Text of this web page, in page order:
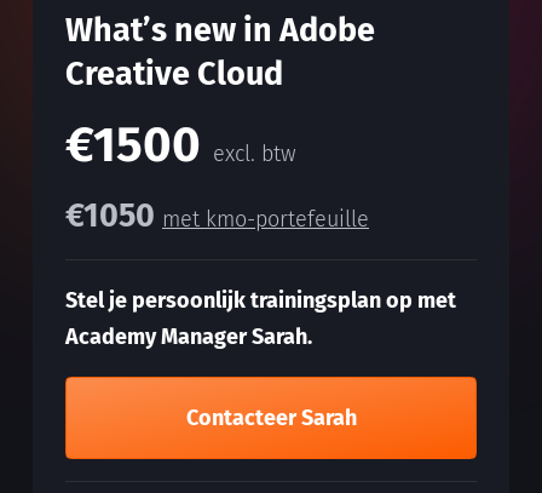
What’s new in Adobe
Creative Cloud
€1500 excl. btw
€1050 met kmo-portefeuille
Stel je persoonlijk trainingsplan op met
Academy Manager Sarah.
Contacteer Sarah